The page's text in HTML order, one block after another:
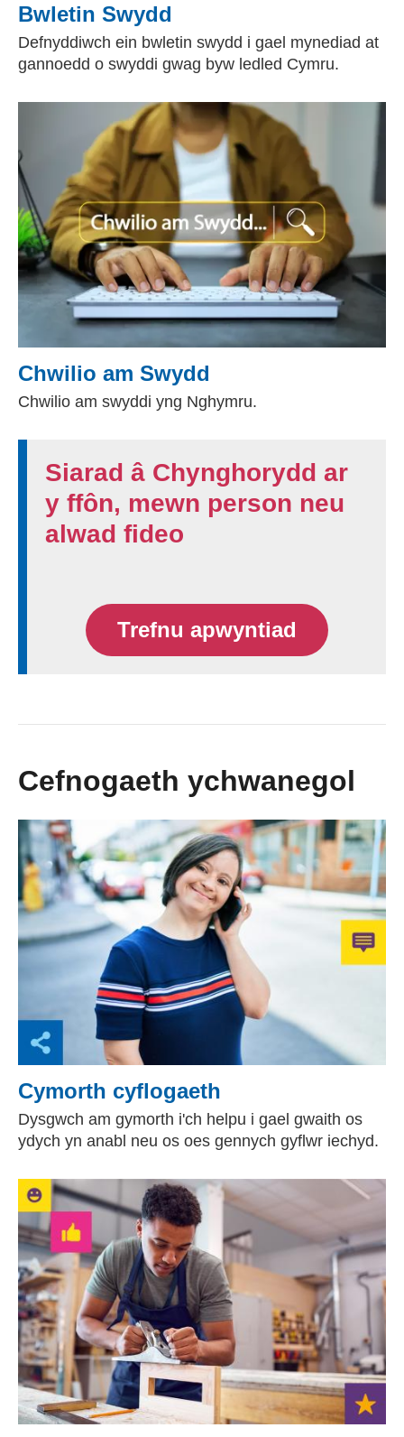
Bwletin Swydd
Defnyddiwch ein bwletin swydd i gael mynediad at
gannoedd o swyddi gwag byw ledled Cymru.
Chwilio am Swydd
Chwilio am swyddi yng Nghymru.
Siarad â Chynghorydd ar
y ffôn, mewn person neu
alwad fideo
Trefnu apwyntiad
Cefnogaeth ychwanegol
Cymorth cyflogaeth
Dysgwch am gymorth i'ch helpu i gael gwaith os
ydych yn anabl neu os oes gennych gyflwr iechyd.